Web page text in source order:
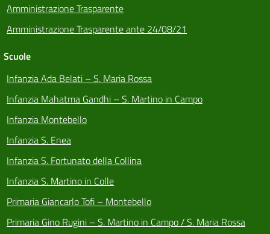
Amministrazione Trasparente
Amministrazione Trasparente ante 24/08/21
Scuole
Infanzia Ada Belati – S. Maria Rossa
Infanzia Mahatma Gandhi – S. Martino in Campo
Infanzia Montebello
Infanzia S. Enea
Infanzia S. Fortunato della Collina
Infanzia S. Martino in Colle
Primaria Giancarlo Tofi – Montebello
Primaria Gino Rugini – S. Martino in Campo / S. Maria Rossa